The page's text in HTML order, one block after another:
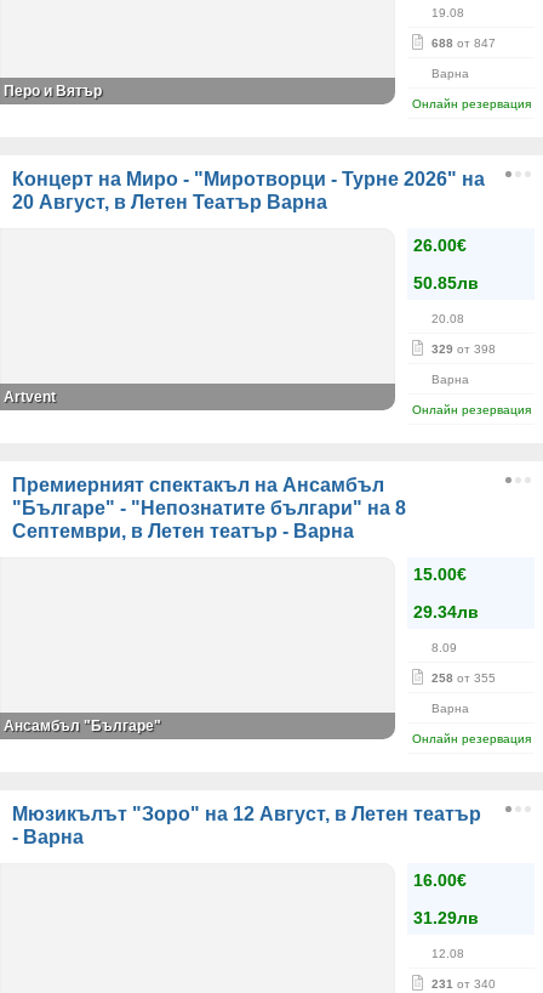
19.08
688 от 847
Варна
Онлайн резервация
Перо и Вятър
Концерт на Миро - "Миротворци - Турне 2026" на
20 Август, в Летен Театър Варна
26.00€
50.85лв
20.08
329 от 398
Варна
Онлайн резервация
Artvent
Премиерният спектакъл на Ансамбъл
"Българе" - "Непознатите българи" на 8
Септември, в Летен театър - Варна
15.00€
29.34лв
8.09
258 от 355
Варна
Онлайн резервация
Ансамбъл "Българе"
Мюзикълът "Зоро" на 12 Август, в Летен театър
- Варна
16.00€
31.29лв
12.08
231 от 340